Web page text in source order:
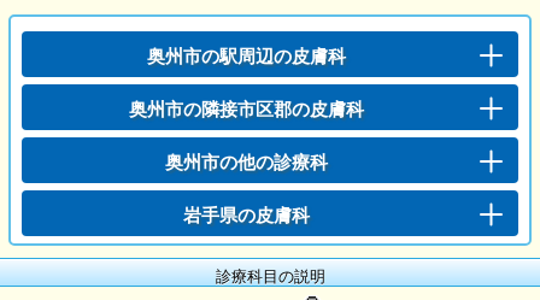
奥州市の駅周辺の皮膚科
奥州市の隣接市区郡の皮膚科
奥州市の他の診療科
岩手県の皮膚科
診療科目の説明